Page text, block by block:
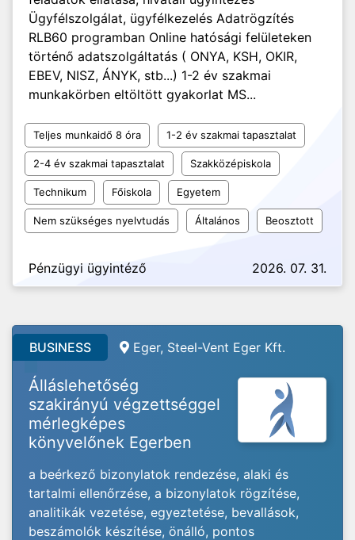
Ügyfélszolgálat, ügyfélkezelés Adatrögzítés
RLB60 programban Online hatósági felületeken
történő adatszolgáltatás ( ONYA, KSH, OKIR,
EBEV, NISZ, ÁNYK, stb...) 1-2 év szakmai
munkakörben eltöltött gyakorlat MS...
Teljes munkaidő 8 óra 1-2 év szakmai tapasztalat
2-4 év szakmai tapasztalat Szakközépiskola
Technikum Főiskola Egyetem
Nem szükséges nyelvtudás Általános Beosztott
Pénzügyi ügyintéző 2026. 07. 31.
BUSINESS Eger, Steel-Vent Eger Kft.
Álláslehetőség
szakirányú végzettséggel
mérlegképes
könyvelőnek Egerben
a beérkező bizonylatok rendezése, alaki és
tartalmi ellenőrzése, a bizonylatok rögzítése,
analitikák vezetése, egyeztetése, bevallások,
beszámolók készítése, önálló, pontos